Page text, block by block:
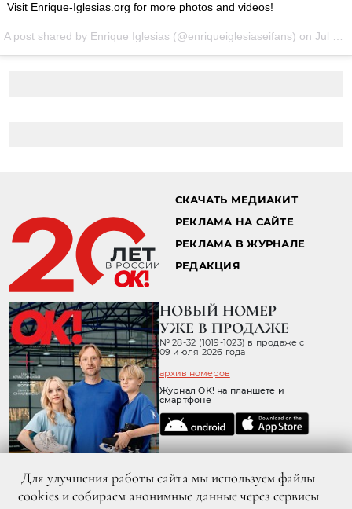
Visit Enrique-Iglesias.org for more photos and videos!
A post shared by Enrique Iglesias (@enriqueiglesiaseifans) on Jul 2, 2016 at 1:32pm PDT
03.07.2016 12:07
УМЕР ОСКАРОНОСНЫЙ
РЕЖИССЕР МАЙКЛ ЧИМИНО
Для улучшения работы сайта мы используем файлы
cookies и собираем анонимные данные через сервисы